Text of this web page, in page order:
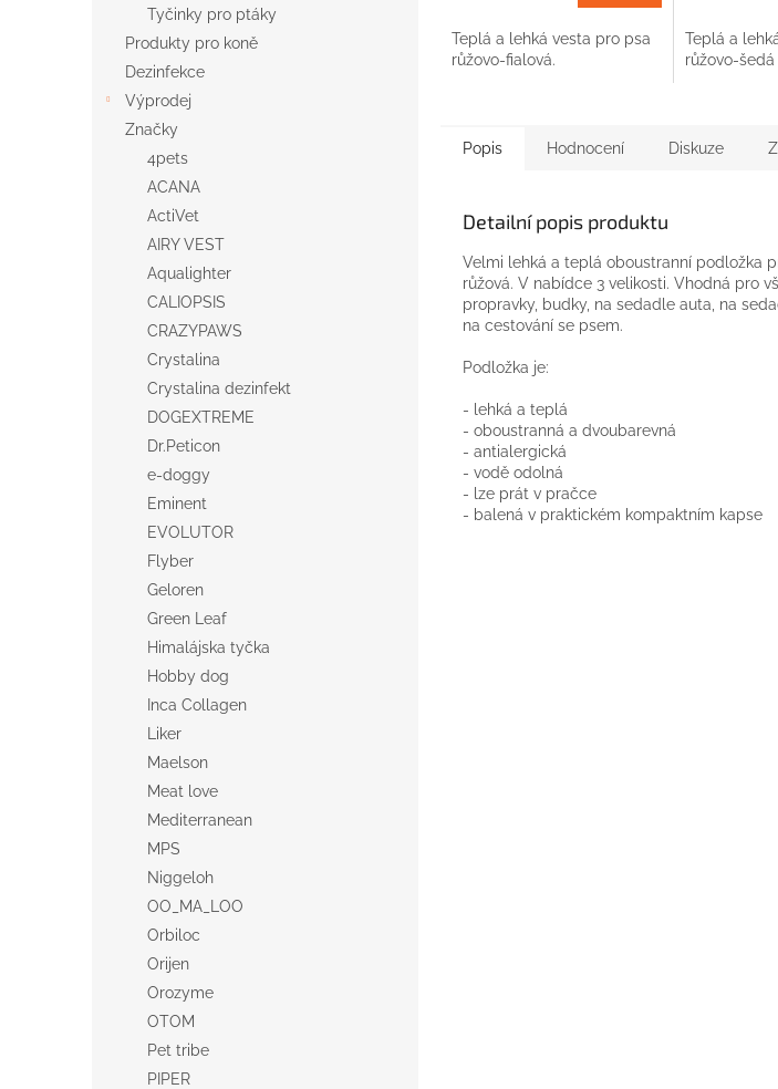
Tyčinky pro ptáky
Produkty pro koně
Dezinfekce
Výprodej
Značky
4pets
ACANA
ActiVet
AIRY VEST
Aqualighter
CALIOPSIS
CRAZYPAWS
Crystalina
Crystalina dezinfekt
DOGEXTREME
Dr.Peticon
e-doggy
Eminent
EVOLUTOR
Flyber
Geloren
Green Leaf
Himalájska tyčka
Hobby dog
Inca Collagen
Liker
Maelson
Meat love
Mediterranean
MPS
Niggeloh
OO_MA_LOO
Orbiloc
Orijen
Orozyme
OTOM
Pet tribe
PIPER
Teplá a lehká vesta pro psa
růžovo-fialová.
Teplá a
růžovo-šedá
Popis Hodnocení Diskuze
Detailní popis produktu
Velmi lehká a teplá oboustranní podložka
růžová. V nabídce 3 velikosti. Vhodná pro
propravky budky, na sedadle auta, na
na cestování se psem.
Podložka je:
- lehká a teplá
- oboustranná a dvoubarevná
- antialergická
- vodě odolná
- lze prát v pračce
- balená v praktickém kompaktním kapse